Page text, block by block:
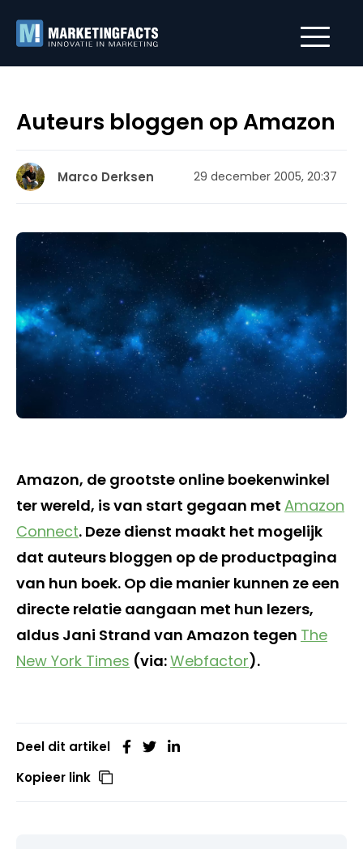
Auteurs bloggen op Amazon
Marco Derksen 29 december 2005, 20:37
Amazon, de grootste online boekenwinkel
ter wereld, is van start gegaan met Amazon
Connect. Deze dienst maakt het mogelijk
dat auteurs bloggen op de productpagina
van hun boek. Op die manier kunnen ze een
directe relatie aangaan met hun lezers,
aldus Jani Strand van Amazon tegen The
New York Times (via:Webfactor).
Deel dit artikel
Kopieer link